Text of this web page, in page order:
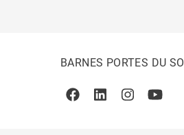
BARNES PORTES DU
FacebookLinkedinInstagram